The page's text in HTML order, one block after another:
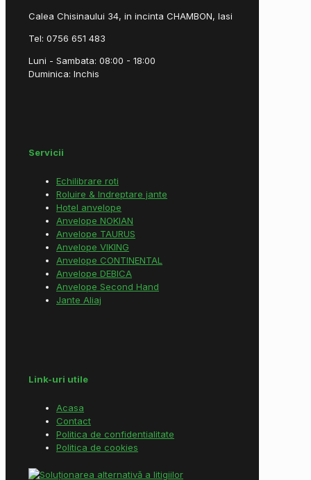
Calea Chisinaului 34, in incinta CHAMBON, Iasi
Tel: 0756 651 483
Luni - Sambata: 08:00 - 18:00
Duminica: Inchis
Servicii
Echilibrare roti
Roluire & Indreptare jante
Hotel anvelope
Anvelope NOKIAN
Anvelope TAURUS
Anvelope VIKING
Anvelope CONTINENTAL
Anvelope DEBICA
Anvelope Second Hand
Jante Aliaj
Link-uri utile
Acasa
Contact
Politica de confidentialitate
Politica de cookies